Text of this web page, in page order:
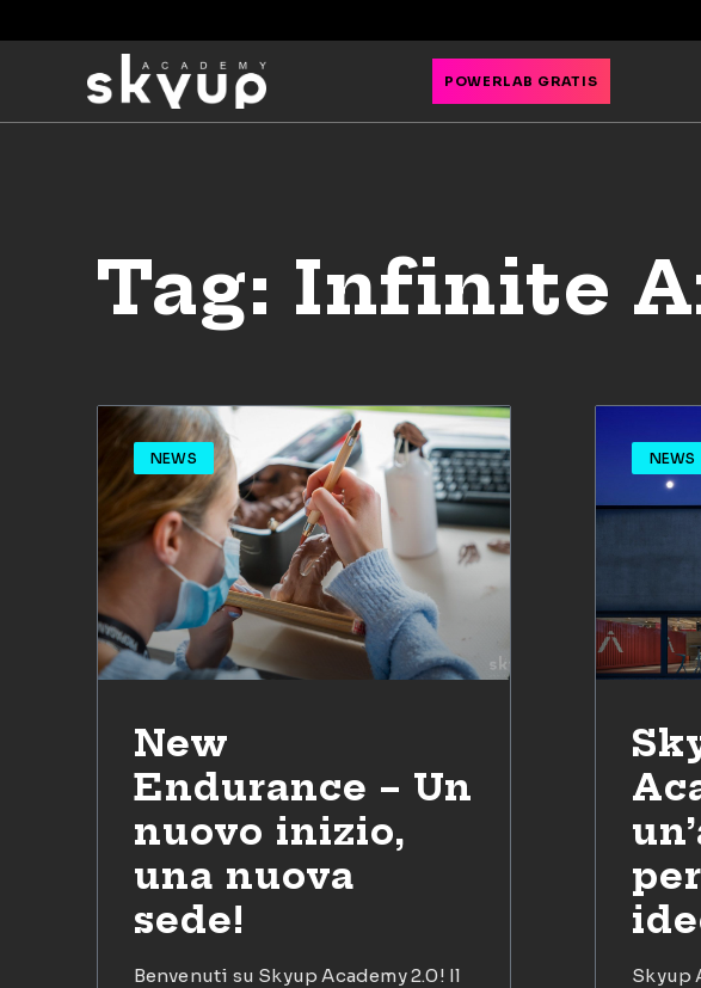
POWERLAB GRATIS
Tag: Infinite
NEWS
New
Endurance – Un
nuovo inizio,
una nuova
sede!
Benvenuti su Skyup Academy 2.0! Il
NEWS
Skyup